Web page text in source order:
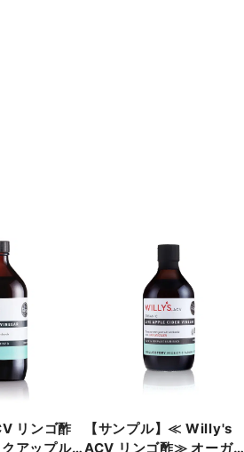
リンゴ酢
アップル
【サンプル】≪ Willy's
ACV リンゴ酢≫ オーガニ